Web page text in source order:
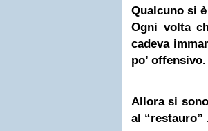
Qualcuno si
Ogni volta
cadeva
po’ offensivo.
Allora si
al “restauro”